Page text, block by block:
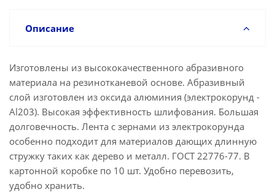
Описание
Изготовлены из высококачественного абразивного
материала на резинотканевой основе. Абразивный
слой изготовлен из оксида алюминия (электрокорунд -
Al203). Высокая эффективность шлифования. Большая
долговечность. Лента с зернами из электрокорунда
особенно подходит для материалов дающих длинную
стружку таких как дерево и металл. ГОСТ 22776-77. В
картонной коробке по 10 шт. Удобно перевозить,
удобно хранить.